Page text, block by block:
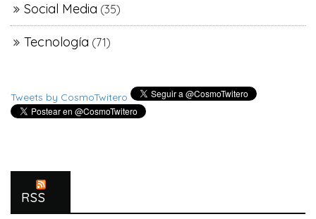
Social Media (35)
Tecnología (71)
Tweets by CosmoTwitero
RSS